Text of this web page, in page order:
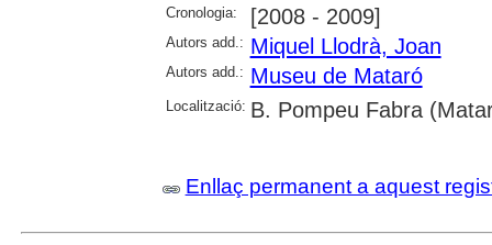
Cronologia: [2008 - 2009]
Autors add.: Miquel Llodrà, Joan
Autors add.: Museu de Mataró
Localització: B. Pompeu Fabra
Enllaç permanent a aquest